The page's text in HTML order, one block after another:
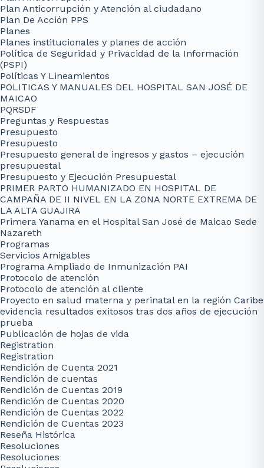
Plan Anticorrupción y Atención al ciudadano
Plan De Acción PPS
Planes
Planes institucionales y planes de acción
Política de Seguridad y Privacidad de la Información
(PSPI)
Políticas Y Lineamientos
POLITICAS Y MANUALES DEL HOSPITAL SAN JOSÉ DE
MAICAO
PQRSDF
Preguntas y Respuestas
Presupuesto
Presupuesto
Presupuesto general de ingresos y gastos – ejecución
presupuestal
Presupuesto y Ejecución Presupuestal
PRIMER PARTO HUMANIZADO EN HOSPITAL DE
CAMPAÑA DE II NIVEL EN LA ZONA NORTE EXTREMA DE
LA ALTA GUAJIRA
Primera Yanama en el Hospital San José de Maicao Sede
Nazareth
Programas
Servicios Amigables
Programa Ampliado de Inmunización PAI
Protocolo de atención
Protocolo de atención al cliente
Proyecto en salud materna y perinatal en la región Caribe
evidencia resultados exitosos tras dos años de ejecución
prueba
Publicación de hojas de vida
Registration
Registration
Rendición de Cuenta 2021
Rendición de cuentas
Rendición de Cuentas 2019
Rendición de Cuentas 2020
Rendición de Cuentas 2022
Rendición de Cuentas 2023
Reseña Histórica
Resoluciones
Resoluciones